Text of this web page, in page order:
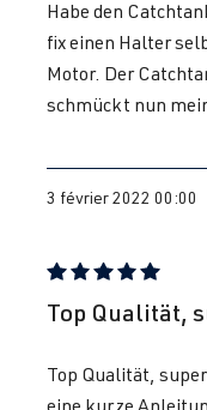
Habe den
fix einen Halter
Motor. Der
schmückt nun
3 février 2022 00:00
Évaluation avec
Top Qualität,
Top Qualität,